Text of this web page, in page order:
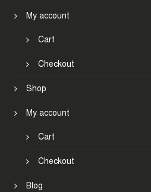
My account
Cart
Checkout
Shop
My account
Cart
Checkout
Blog